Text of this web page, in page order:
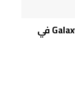
سعر سامسونج Galaxy S23 في